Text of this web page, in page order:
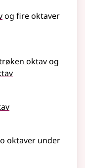
og fire oktaver
oktavog
oktaver under